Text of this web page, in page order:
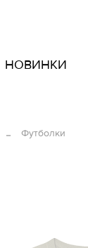
НОВИНКИ
Футболки